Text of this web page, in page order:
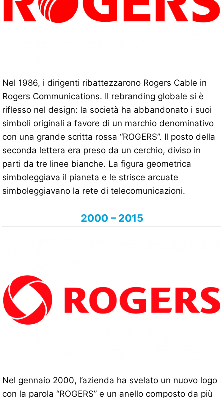
Nel 1986, i dirigenti ribattezzarono Rogers Cable in
Rogers Communications. Il rebranding globale si è
riflesso nel design: la società ha abbandonato i suoi
simboli originali a favore di un marchio denominativo
con una grande scritta rossa “ROGERS”. Il posto della
seconda lettera era preso da un cerchio, diviso in
parti da tre linee bianche. La figura geometrica
simboleggiava il pianeta e le strisce arcuate
simboleggiavano la rete di telecomunicazioni.
2000 – 2015
Nel gennaio 2000, l’azienda ha svelato un nuovo logo
con la parola “ROGERS” e un anello composto da più